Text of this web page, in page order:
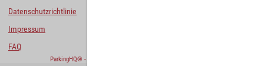
Datenschutzrichtlinie
Impressum
FAQ
ParkingHQ® - eine Lösung von